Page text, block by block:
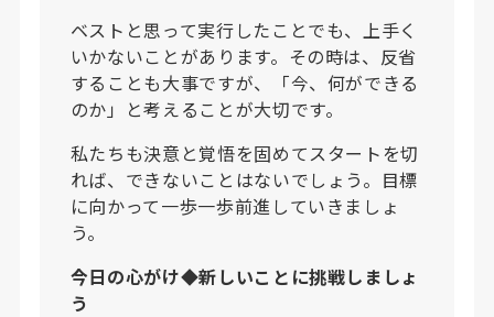
ベストと思って実行したことでも、上手く
いかないことがあります。その時は、反省
することも大事ですが、「今、何ができる
のか」と考えることが大切です。
私たちも決意と覚悟を固めてスタートを切
れば、できないことはないでしょう。目標
に向かって一歩一歩前進していきましょ
う。
今日の心がけ◆新しいことに挑戦しましょ
う